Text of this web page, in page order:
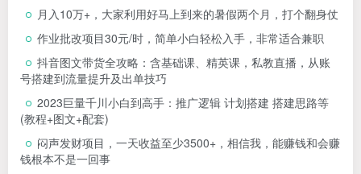
月入10万+，大家利用好马上到来的暑假两个月，打个翻身仗
作业批改项目30元/时，简单小白轻松入手，非常适合兼职
抖音图文带货全攻略：含基础课、精英课，私教直播，从账
号搭建到流量提升及出单技巧
2023巨量千川小白到高手：推广逻辑 计划搭建 搭建思路等
(教程+图文+配套)
闷声发财项目，一天收益至少3500+，相信我，能赚钱和会赚
钱根本不是一回事